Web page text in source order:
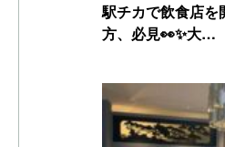
駅チカで飲食店を
方、必見👀✨大…